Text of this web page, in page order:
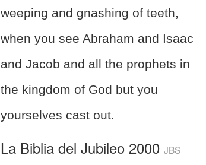
weeping and gnashing of teeth,
when you see Abraham and Isaac
and Jacob and all the prophets in
the kingdom of God but you
yourselves cast out.
La Biblia del Jubileo 2000JBS